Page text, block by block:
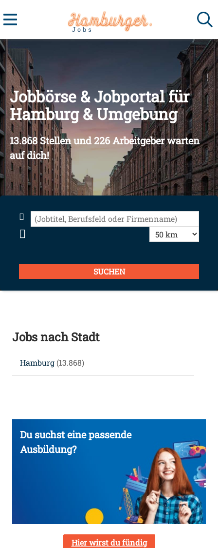
Jobbörse & Jobportal für
Hamburg & Umgebung
13.868 Stellen und 226 Arbeitgeber warten
auf dich!
Jobs nach Stadt
Hamburg (13.868)
Du suchst eine passende
Ausbildung?
Hier wirst du fündig